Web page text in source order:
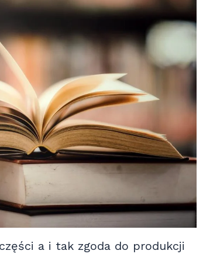
a i tak zgoda do produkcji